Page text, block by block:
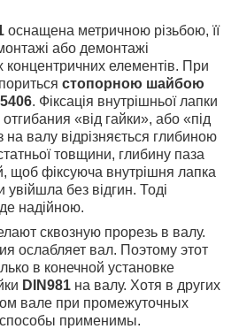
оснащена метричною різьбою, її
або демонтажі
концентричних елементів. При
стопорною шайбою
. Фіксація внутрішньої лапки
«від гайки», або «під
на валу відрізняється глибиною
товщини, глибину паза
щоб фіксуюча внутрішня лапка
без відгин. Тоді
надійною.
сквозную прорезь в валу.
ослабляет вал. Поэтому этот
в конечной установке
DIN981 на валу. Хотя в других
вале при промежуточных
способы применимы.